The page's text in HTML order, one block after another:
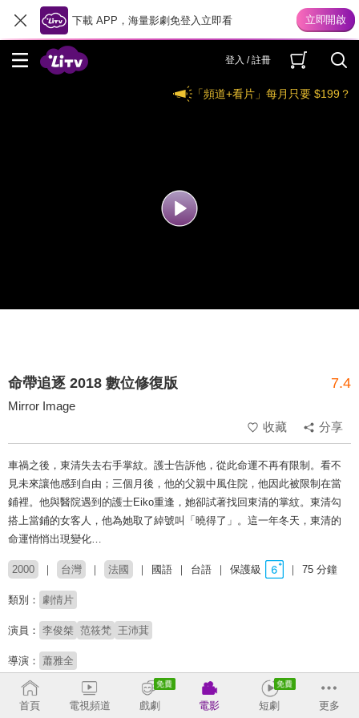
下載 APP，海量影劇免登入立即看
登入 / 註冊
「頻道+看片」每月只要 $199？
命帶追逐 2018 數位修復版 7.4
Mirror Image
收藏
分享
車禍之後，東清失去右手掌紋。護士告訴他，從此命運不再有限制。看不
見未來讓他感到自由；三個月後，他的父親中風住院，他因此被限制在當
鋪裡。他與醫院遇到的護士Eiko重逢，她卻試著找回東清的掌紋。東清勾
搭上當鋪的女客人，他為她取了綽號叫「曉得了」。這一年冬天，東清的
命運悄悄出現變化…
2000 台灣 法國 國語 台語 保護級 75 分鐘
類別： 劇情片
演員： 李俊桀 范筱梵 王沛萁
導演： 蕭雅全
榮獲2000年台北電影獎商業類年度最佳影片、商業類年度
首頁 電視頻道 戲劇 電影 短劇 更多